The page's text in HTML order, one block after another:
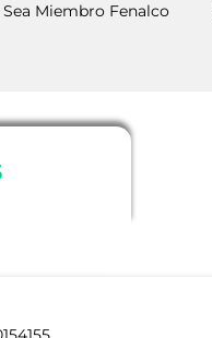
Sea Miembro Fenalco